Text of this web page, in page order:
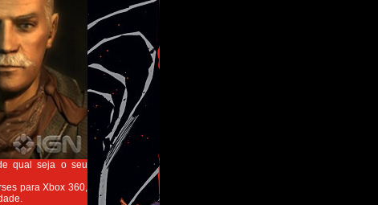
qual seja o seu
para Xbox 360,